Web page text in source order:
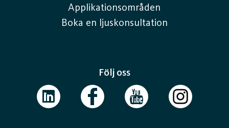
Applikationsområden
Boka en ljuskonsultation
Följ oss